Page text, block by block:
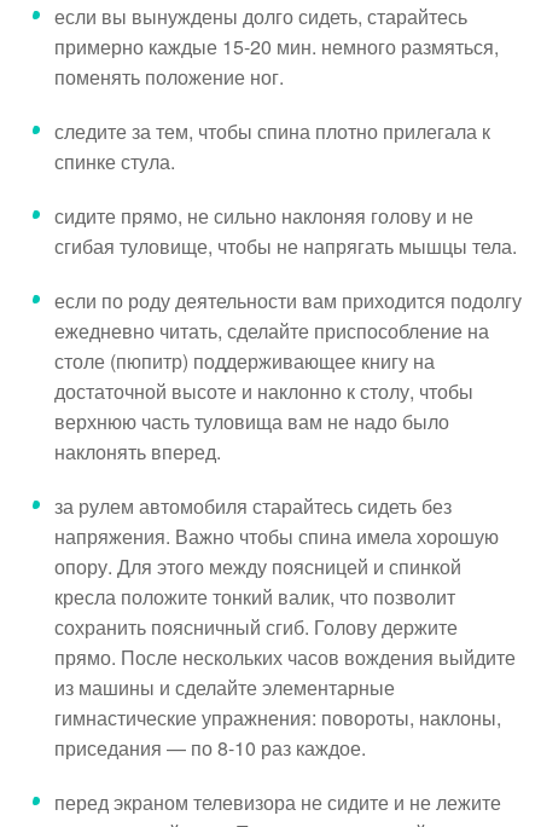
если вы вынуждены долго сидеть, старайтесь
примерно каждые 15-20 мин. немного размяться,
поменять положение ног.
следите за тем, чтобы спина плотно прилегала к
спинке стула.
сидите прямо, не сильно наклоняя голову и не
сгибая туловище, чтобы не напрягать мышцы тела.
если по роду деятельности вам приходится подолгу
ежедневно читать, сделайте приспособление на
столе (пюпитр) поддерживающее книгу на
достаточной высоте и наклонно к столу, чтобы
верхнюю часть туловища вам не надо было
наклонять вперед.
за рулем автомобиля старайтесь сидеть без
напряжения. Важно чтобы спина имела хорошую
опору. Для этого между поясницей и спинкой
кресла положите тонкий валик, что позволит
сохранить поясничный сгиб. Голову держите
прямо. После нескольких часов вождения выйдите
из машины и сделайте элементарные
гимнастические упражнения: повороты, наклоны,
приседания — по 8-10 раз каждое.
перед экраном телевизора не сидите и не лежите